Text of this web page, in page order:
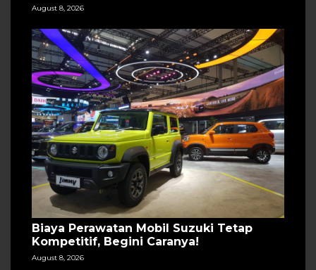
August 8, 2026
Biaya Perawatan Mobil Suzuki Tetap
Kompetitif, Begini Caranya!
August 8, 2026